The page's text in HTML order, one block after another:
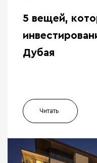
5 вещей,
Дубая
Читать